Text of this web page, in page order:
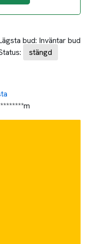
bud: Inväntar bud
stängd